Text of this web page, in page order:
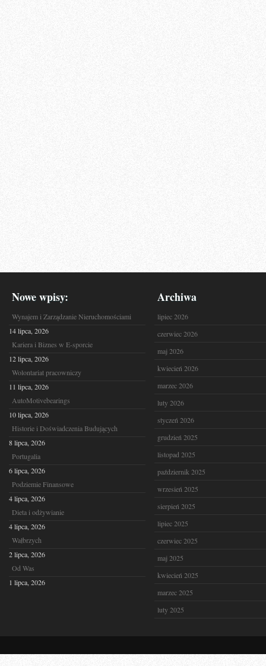
Nowe wpisy:
Wynajem i Zarządzanie Nieruchomościami
14 lipca, 2026
Kariera i Biznes w E-sporcie
12 lipca, 2026
Wolontariat pracowniczy
11 lipca, 2026
AutoMotivebearings
10 lipca, 2026
Historie i Doświadczenia Budujących
8 lipca, 2026
Portugalia
6 lipca, 2026
Podziemie Finansowe
4 lipca, 2026
Dieta i odżywianie
4 lipca, 2026
Wałbrzych
2 lipca, 2026
Od Was
1 lipca, 2026
Archiwa
lipiec 2026
czerwiec 2026
maj 2026
kwiecień 2026
marzec 2026
luty 2026
styczeń 2026
grudzień 2025
listopad 2025
październik 2025
wrzesień 2025
sierpień 2025
lipiec 2025
czerwiec 2025
maj 2025
kwiecień 2025
marzec 2025
luty 2025